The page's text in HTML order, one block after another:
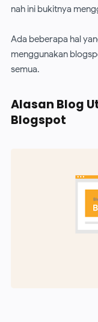
nah ini bukitnya
Ada beberapa hal
menggunakan
semua.
Alasan Blog
Blogspot